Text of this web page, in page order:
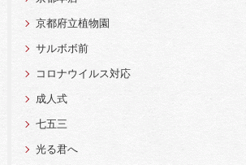
京都府立植物園
サルボボ前
コロナウイルス対応
成人式
七五三
光る君へ